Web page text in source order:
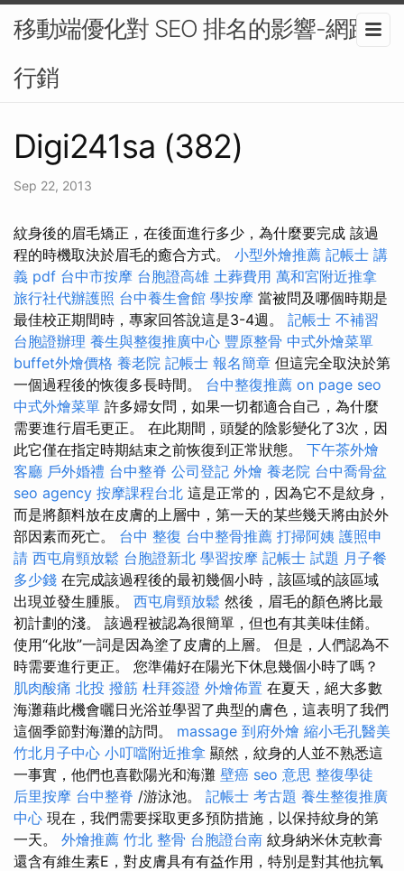
移動端優化對 SEO 排名的影響-網路
行銷
Digi241sa (382)
Sep 22, 2013
紋身後的眉毛矯正，在後面進行多少，為什麼要完成 該過
程的時機取決於眉毛的癒合方式。 小型外燴推薦 記帳士 講
義 pdf 台中市按摩 台胞證高雄 土葬費用 萬和宮附近推拿
旅行社代辦護照 台中養生會館 學按摩 當被問及哪個時期是
最佳校正期間時，專家回答說這是3-4週。 記帳士 不補習
台胞證辦理 養生與整復推廣中心 豐原整骨 中式外燴菜單
buffet外燴價格 養老院 記帳士 報名簡章 但這完全取決於第
一個過程後的恢復多長時間。 台中整復推薦 on page seo
中式外燴菜單 許多婦女問，如果一切都適合自己，為什麼
需要進行眉毛更正。 在此期間，頭髮的陰影變化了3次，因
此它僅在指定時期結束之前恢復到正常狀態。 下午茶外燴
客廳 戶外婚禮 台中整脊 公司登記 外燴 養老院 台中喬骨盆
seo agency 按摩課程台北 這是正常的，因為它不是紋身，
而是將顏料放在皮膚的上層中，第一天的某些幾天將由於外
部因素而死亡。 台中 整復 台中整骨推薦 打掃阿姨 護照申
請 西屯肩頸放鬆 台胞證新北 學習按摩 記帳士 試題 月子餐
多少錢 在完成該過程後的最初幾個小時，該區域的該區域
出現並發生腫脹。 西屯肩頸放鬆 然後，眉毛的顏色將比最
初計劃的淺。 該過程被認為很簡單，但也有其美味佳餚。
使用“化妝”一詞是因為塗了皮膚的上層。 但是，人們認為不
時需要進行更正。 您準備好在陽光下休息幾個小時了嗎？
肌肉酸痛 北投 撥筋 杜拜簽證 外燴佈置 在夏天，絕大多數
海灘藉此機會曬日光浴並學習了典型的膚色，這表明了我們
這個季節對海灘的訪問。 massage 到府外燴 縮小毛孔醫美
竹北月子中心 小叮噹附近推拿 顯然，紋身的人並不熟悉這
一事實，他們也喜歡陽光和海灘 壁癌 seo 意思 整復學徒
后里按摩 台中整脊 /游泳池。 記帳士 考古題 養生整復推廣
中心 現在，我們需要採取更多預防措施，以保持紋身的第
一天。 外燴推薦 竹北 整骨 台胞證台南 紋身納米休克軟膏
還含有維生素E，對皮膚具有有益作用，特別是對其他抗氧